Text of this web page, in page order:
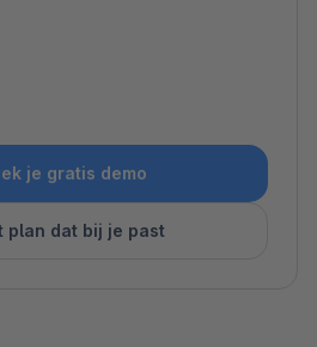
je gratis demo
plan dat bij je past